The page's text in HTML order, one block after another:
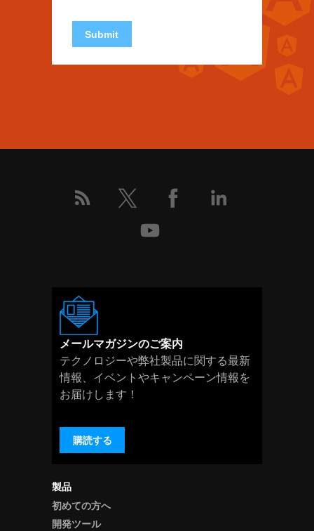
Submit
製品
初めての方へ
開発ツール
メールマガジンのご案内
テクノロジーや弊社製品に関する最新
情報、イベントやキャンペーン情報を
お届けします！
購読する